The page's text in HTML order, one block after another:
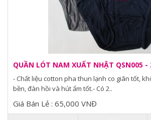
QUẦN LÓT NAM XUẤT NHẬT QSN005 -
- Chất liệu cotton pha thun lạnh co giãn tốt,
bền, đàn hồi và hút ẩm tốt.- Có 2..
Giá Bán Lẻ : 65,000 VNĐ